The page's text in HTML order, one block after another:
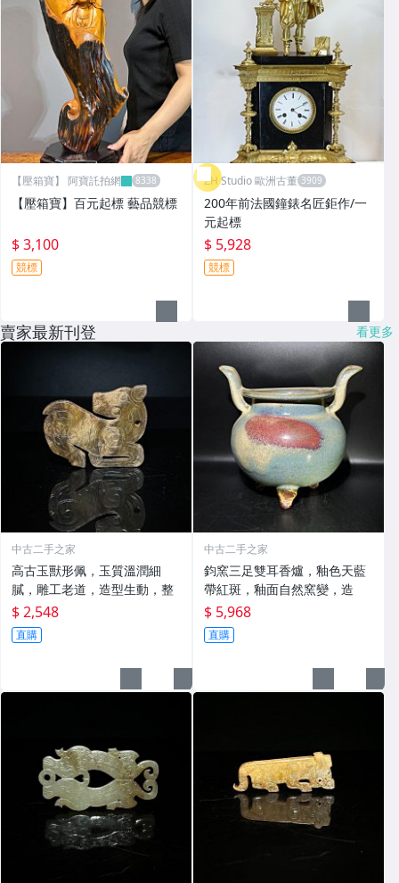
【壓箱寶】 阿寶託拍網
【壓箱寶】百元起標 藝品競標
$ 3,100
競標
ZH Studio 歐洲古董
200年前法國鐘錶名匠鉅作/一
元起標
$ 5,928
競標
賣家最新刊登 看更多
中古二手之家
高古玉獸形佩，玉質溫潤細
膩，雕工老道，造型生動，整
$ 2,548
直購
中古二手之家
鈞窯三足雙耳香爐，釉色天藍
帶紅斑，釉面自然窯變，造
$ 5,968
直購